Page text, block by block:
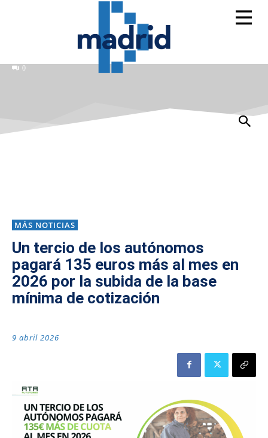
0
MÁS NOTICIAS
Un tercio de los autónomos
pagará 135 euros más al mes en
2026 por la subida de la base
mínima de cotización
9 abril 2026